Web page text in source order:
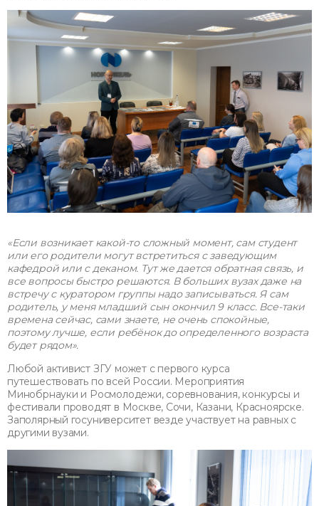
«Если возникает какой-то сложный момент, сам студент
или его родители могут встретиться с заведующим
кафедрой или с деканом. Тут же дается обратная связь, и
все вопросы быстро решаются. В больших вузах даже на
встречу с куратором группы надо записываться. Я сам
родитель, у меня младший сын окончил 9 класс. Все-таки
времена сейчас, сами знаете, не очень спокойные,
поэтому лучше, если ребёнок до определенного возраста
будет рядом».
Любой активист ЗГУ может с первого курса
путешествовать по всей России. Мероприятия
Минобрнауки и Росмолодежи, соревнования, конкурсы и
фестивали проводят в Москве, Сочи, Казани, Красноярске.
Заполярный госуниверситет везде участвует на равных с
другими вузами.